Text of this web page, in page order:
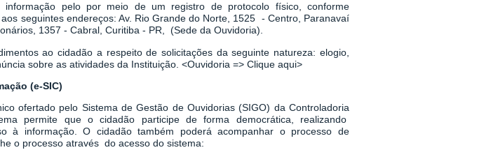
pelo por meio de um registro de protocolo físico, conforme
seguintes endereços: Av. Rio Grande do Norte, 1525 - Centro, Paranavaí
1357 - Cabral, Curitiba - PR, (Sede da Ouvidoria).
ao cidadão a respeito de solicitações da seguinte natureza: elogio,
sobre as atividades da Instituição. <Ouvidoria => Clique aqui>
(e-SIC)
ofertado pelo Sistema de Gestão de Ouvidorias (SIGO) da Controladoria
permite que o cidadão participe de forma democrática, realizando
à informação.O cidadão também poderá acompanhar o processo de
o processo através do acesso do sistema: